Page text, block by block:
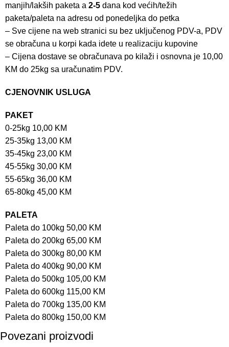
manjih/lakših paketa a 2-5 dana kod većih/težih
paketa/paleta na adresu od ponedeljka do petka
– Sve cijene na web stranici su bez uključenog PDV-a, PDV
se obračuna u korpi kada idete u realizaciju kupovine
– Cijena dostave se obračunava po kilaži i osnovna je 10,00
KM do 25kg sa uračunatim PDV.
CJENOVNIK USLUGA
PAKET
0-25kg 10,00 KM
25-35kg 13,00 KM
35-45kg 23,00 KM
45-55kg 30,00 KM
55-65kg 36,00 KM
65-80kg 45,00 KM
PALETA
Paleta do 100kg 50,00 KM
Paleta do 200kg 65,00 KM
Paleta do 300kg 80,00 KM
Paleta do 400kg 90,00 KM
Paleta do 500kg 105,00 KM
Paleta do 600kg 115,00 KM
Paleta do 700kg 135,00 KM
Paleta do 800kg 150,00 KM
Povezani proizvodi